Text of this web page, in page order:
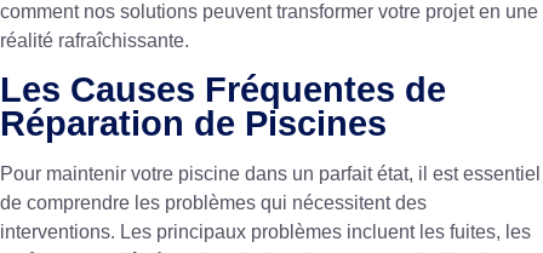
comment nos solutions peuvent transformer votre projet en une
réalité rafraîchissante.
Les Causes Fréquentes de
Réparation de Piscines
Pour maintenir votre piscine dans un parfait état, il est essentiel
de comprendre les problèmes qui nécessitent des
interventions. Les principaux problèmes incluent les fuites, les